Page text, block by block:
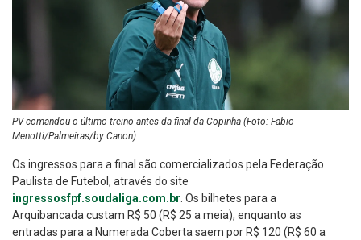
PV comandou o último treino antes da final da Copinha (Foto: Fabio
Menotti/Palmeiras/by Canon)
Os ingressos para a final são comercializados pela Federação
Paulista de Futebol, através do site
ingressosfpf.soudaliga.com.br. Os bilhetes para a
Arquibancada custam R$ 50 (R$ 25 a meia), enquanto as
entradas para a Numerada Coberta saem por R$ 120 (R$ 60 a